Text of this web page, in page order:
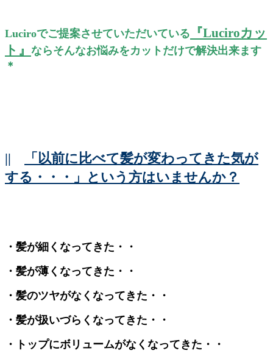
Luciroでご提案させていただいている
『Luciroカッ
ト』 ならそんなお悩みをカットだけで解決出来ます
＊
||
「以前に比べて髪が変わってきた気が
する・・・」という方はいませんか？
・髪が細くなってきた・・
・髪が薄くなってきた・・
・髪のツヤがなくなってきた・・
・髪が扱いづらくなってきた・・
・トップにボリュームがなくなってきた・・